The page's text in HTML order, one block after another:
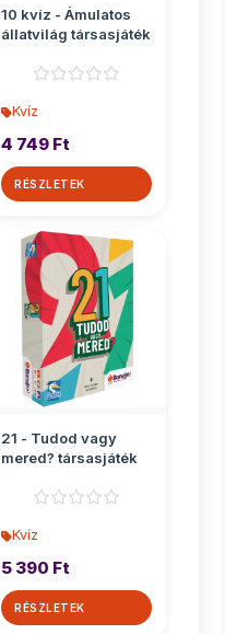
10 kvíz - Ámulatos
állatvilág társasjáték
Kvíz
4 749 Ft
RÉSZLETEK
21 - Tudod vagy
mered? társasjáték
Kvíz
5 390 Ft
RÉSZLETEK